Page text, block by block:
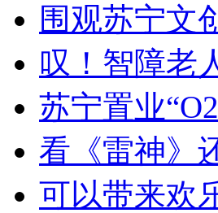
围观苏宁文
叹！智障老
苏宁置业
看《雷神》
可以带来欢